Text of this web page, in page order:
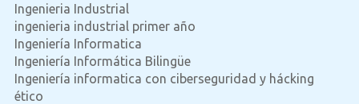
Ingenieria Industrial
ingenieria industrial primer año
Ingeniería Informatica
Ingeniería Informática Bilingüe
Ingeniería informatica con ciberseguridad y hácking
ético